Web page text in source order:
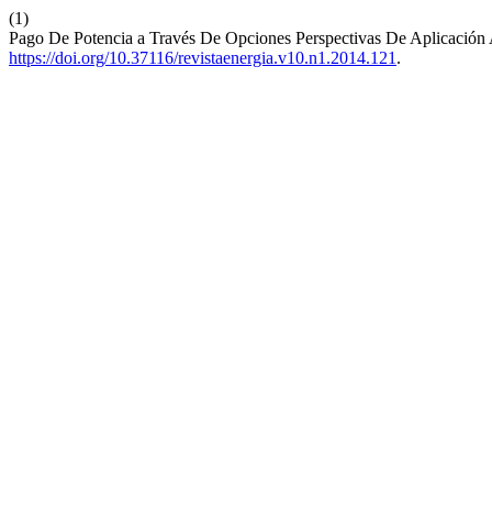
(1)
Pago De Potencia a Través De Opciones Perspectivas De
https://doi.org/10.37116/revistaenergia.v10.n1.2014.121 .